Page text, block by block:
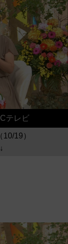
テレビ
19）